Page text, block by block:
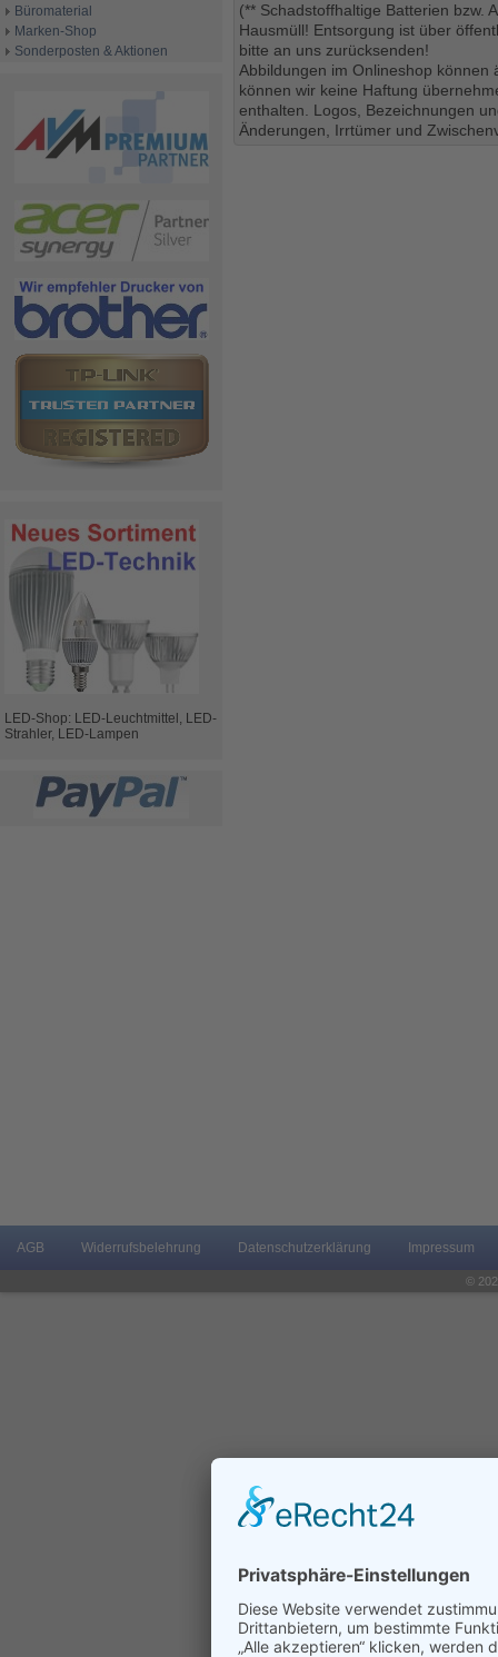
Büromaterial
Marken-Shop
Sonderposten & Aktionen
LED-Shop: LED-Leuchtmittel, LED-
Strahler, LED-Lampen
(** Schadstoffhaltige Batterien bzw.
Hausmüll! Entsorgung ist über
bitte an uns zurücksenden!
Abbildungen im Onlineshop
können wir keine Haftung
enthalten. Logos, Bezeichnungen
Änderungen, Irrtümer und
AGB Widerrufsbelehrung Datenschutzerklärung Impressum
©